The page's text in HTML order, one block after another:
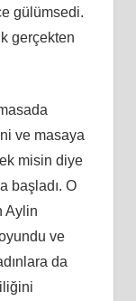
gülümsedi.
gerçekten
ve masaya
misin diye
başladı. O
Aylin
ve
da